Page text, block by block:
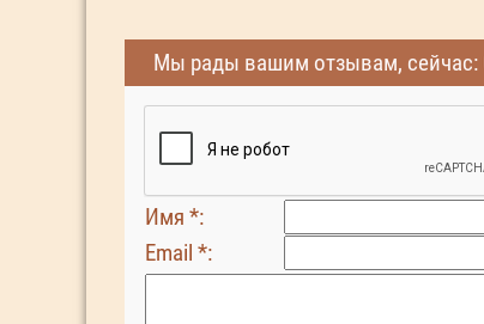
Мы рады вашим отзывам, сейчас:
Имя *:
Email *: